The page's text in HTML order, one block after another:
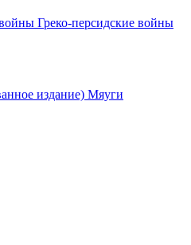
Греко-персидские войны
Мяуги